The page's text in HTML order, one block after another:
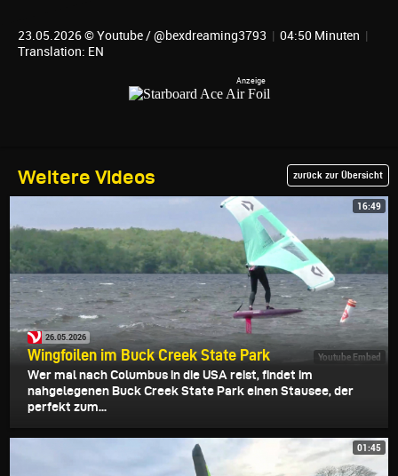
23.05.2026 © Youtube / @bexdreaming3793 | 04:50 Minuten |
Translation: EN
Weitere Videos zurück zur Übersicht
16:49
Youtube Embed
26.05.2026
Wingfoilen im Buck Creek State Park
Wer mal nach Columbus in die USA reist, findet im
nahgelegenen Buck Creek State Park einen Stausee, der
perfekt zum...
01:45